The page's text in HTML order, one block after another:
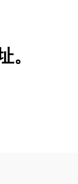
。